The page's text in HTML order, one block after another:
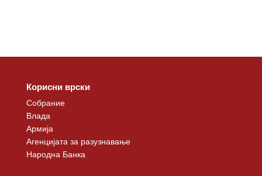
Корисни врски
Собрание
Влада
Армија
Агенцијата за разузнавање
Народна Банка